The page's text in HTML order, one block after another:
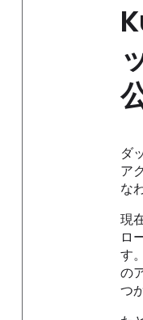
ダ
ア
な
現
ロ
す
の
つ